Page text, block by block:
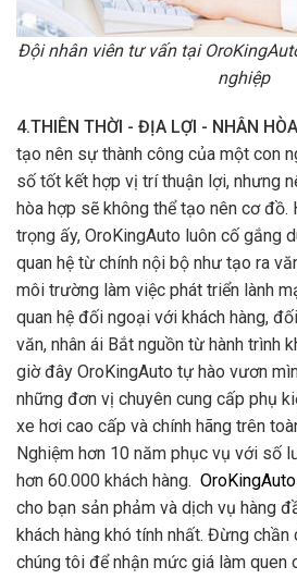
Đội nhân viên tư vấn tại
nghiệp
4.THIÊN THỜI - ĐỊA LỢI - NHÂN HÒA
tạo nên sự thành công của một con
số tốt kết hợp vị trí thuận lợi, nhưng
hòa hợp sẽ không thể tạo nên cơ
trọng ấy, OroKingAuto luôn cố gắng
quan hệ từ chính nội bộ như tạo ra
môi trường làm việc phát triển lành
quan hệ đối ngoại với khách hàng,
văn, nhân ái Bắt nguồn từ hành trình
giờ đây OroKingAuto tự hào vươn
những đơn vị chuyên cung cấp phụ
xe hơi cao cấp và chính hãng trên
Nghiệm hơn 10 năm phục vụ với số
hơn 60.000 khách hàng. OroKingAuto
cho bạn sản phảm và dịch vụ hàng
khách hàng khó tính nhất. Đừng
chúng tôi để nhận mức giá làm quen